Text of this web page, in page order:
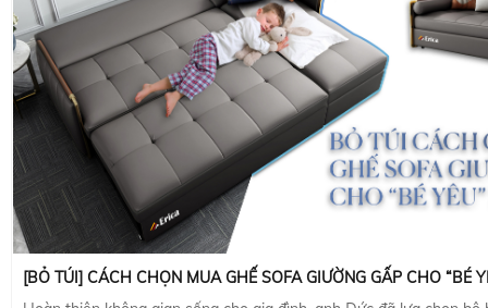
[BỎ TÚI] CÁCH CHỌN MUA GHẾ SOFA GIƯỜNG GẤP CHO “BÉ